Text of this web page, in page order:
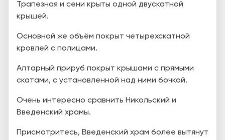
Трапезная и сени крыты одной двускатной
крышей.
Основной же объём покрыт четырехскатной
кровлей с полицами.
Алтарный прируб покрыт крышами с прямыми
скатами, с установленной над ними бочкой.
Очень интересно сравнить Никольский и
Введенский храмы.
Присмотритесь, Введенский храм более вытянут